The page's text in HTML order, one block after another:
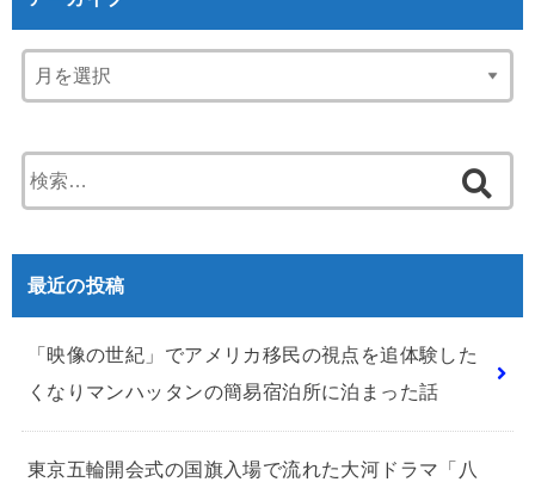
索:
最近の投稿
「映像の世紀」でアメリカ移民の視点を追体験した
くなりマンハッタンの簡易宿泊所に泊まった話
東京五輪開会式の国旗入場で流れた大河ドラマ「八